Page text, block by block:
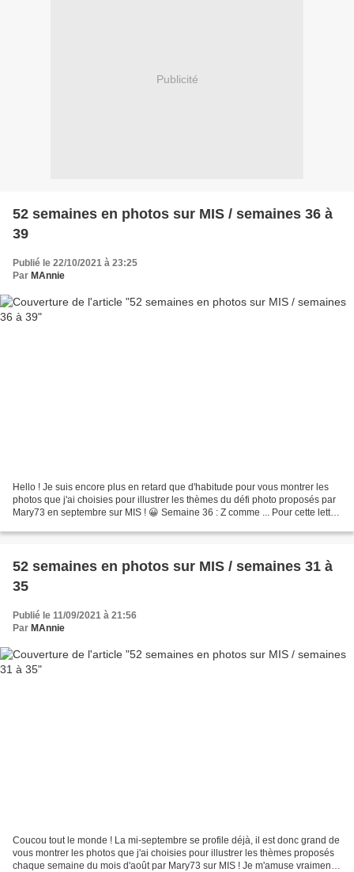
Publicité
52 semaines en photos sur MIS / semaines 36 à
39
Publié le 22/10/2021 à 23:25
Par MAnnie
Hello ! Je suis encore plus en retard que d'habitude pour vous montrer les
photos que j'ai choisies pour illustrer les thèmes du défi photo proposés par
Mary73 en septembre sur MIS ! 😀 Semaine 36 : Z comme ... Pour cette lettre,
52 semaines en photos sur MIS / semaines 31 à
35
Publié le 11/09/2021 à 21:56
Par MAnnie
Coucou tout le monde ! La mi-septembre se profile déjà, il est donc grand de
vous montrer les photos que j'ai choisies pour illustrer les thèmes proposés
chaque semaine du mois d'août par Mary73 sur MIS ! Je m'amuse vraiment à